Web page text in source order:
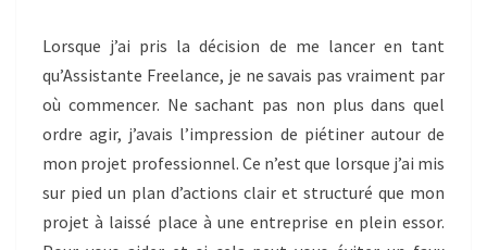
DÉMARRER
Lorsque j’ai pris la décision de me lancer en tant
qu’Assistante Freelance, je ne savais pas vraiment par
où commencer. Ne sachant pas non plus dans quel
ordre agir, j’avais l’impression de piétiner autour de
mon projet professionnel. Ce n’est que lorsque j’ai mis
sur pied un plan d’actions clair et structuré que mon
projet à laissé place à une entreprise en plein essor.